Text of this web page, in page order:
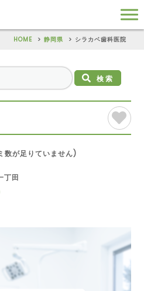
HOME 静岡県 シラカベ歯科医院
検索
数が足りていません)
丁田